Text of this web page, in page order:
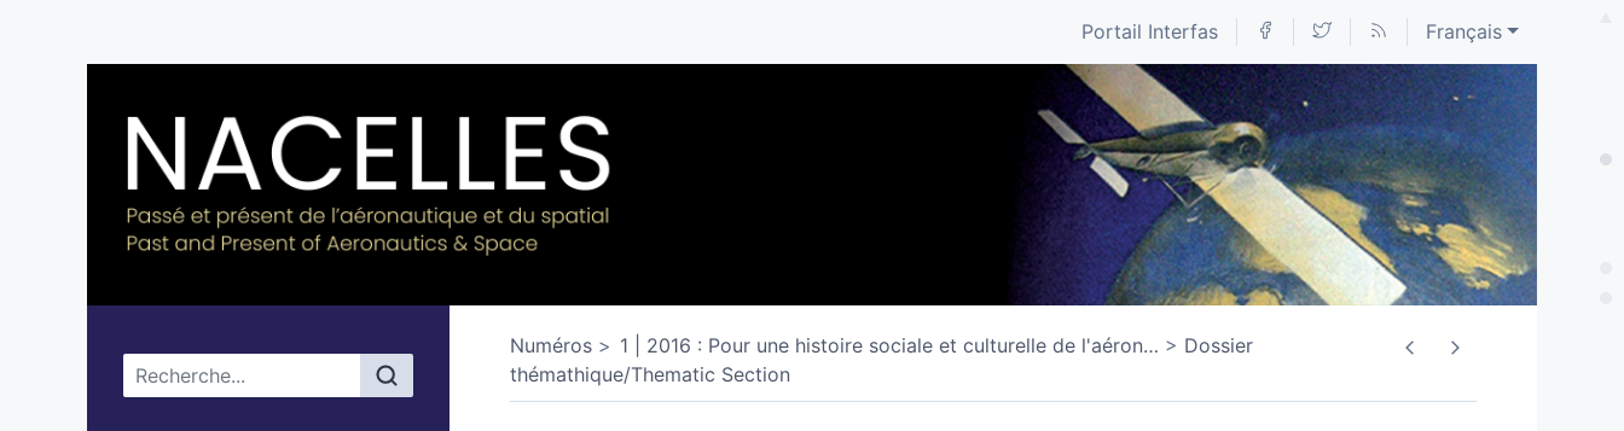
Portail Interfas Français
Menu principal
Numéros 1 | 2016 : Pour une histoire sociale et culturelle de l'aéron…
Dossier
thémathique/Thematic Section